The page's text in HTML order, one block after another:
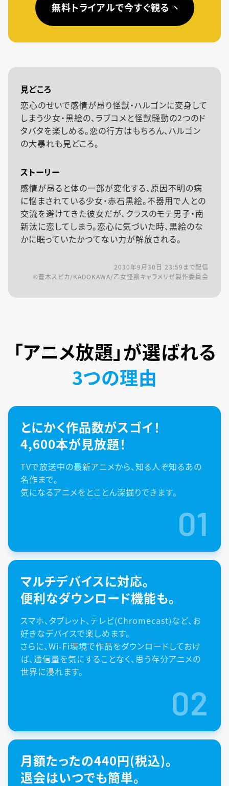
無料トライアルで今すぐ観る
見どころ
恋心のせいで感情が昂り怪獣・ハルゴンに変身して
しまう少女・黒絵の、ラブコメと怪獣騒動の2つのド
タバタを楽しめる。恋の行方はもちろん、ハルゴン
の大暴れも見どころ。
ストーリー
感情が昂ると体の一部が変化する、原因不明の病
に悩まされている少女・赤石黒絵。不器用で人との
交流を避けてきた彼女だが、クラスのモテ男子・南
新汰に恋してしまう。恋心に気づいた時、黒絵のな
かに眠っていたかつてない力が解放される。
2030年9月30日 23:59 まで配信
©蒼木スピカ/KADOKAWA/乙女怪獣キャラメリゼ製作委員会
「アニメ放題」が選ばれる
3つの理由
とにかく作品数がスゴイ！
4,600本が見放題！
TVで放送中の最新アニメから、知る人ぞ知るあの
名作まで。
気になるアニメをとことん深掘りできます。
01
マルチデバイスに対応。
便利なダウンロード機能も。
スマホ、タブレット、テレビ(Chromecast)など、お
好きなデバイスで楽しめます。
さらに、Wi-Fi環境で作品をダウンロードしておけ
ば、通信量を気にすることなく、思う存分アニメの
世界に浸れます。
02
月額たったの440円(税込)。
退会はいつでも簡単。